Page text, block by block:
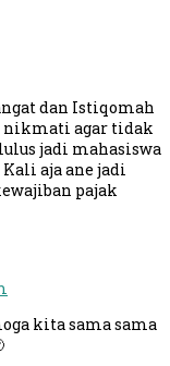
dan Istiqomah
nikmati agar tidak
jadi mahasiswa
aja ane jadi
pajak
kita sama sama